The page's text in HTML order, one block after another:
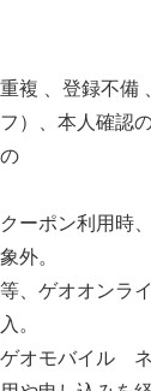
複 、登録不備
）、本人確認
ーポン利用時
外。
、ゲオオンラ
。
ゲオモバイル